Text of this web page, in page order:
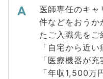
医師専任のキャ
件などをおうか
たご入職先をご
「自宅から近
「医療機器が
「年収1,500万